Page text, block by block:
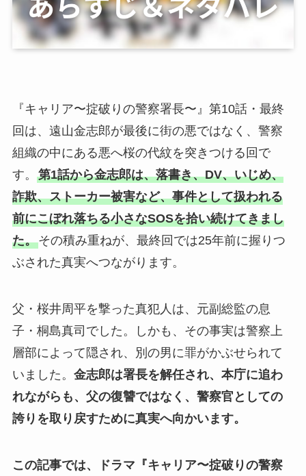
『キャリア〜掟破りの警察署長〜』第10話・最終
回は、遠山金志郎が最後に街の悪ではなく、警察
組織の中にある悪へ桜の代紋を突きつける回で
す。 第1話から金志郎は、落書き、DV、いじめ、
詐欺、ストーカー被害など、事件として扱われる
前にこぼれ落ちる小さなSOSを拾い続けてきまし
た。その積み重ねが、最終回では25年前に握りつ
ぶされた真実へつながります。
父・桜井周平を撃った真犯人は、元副総監の息
子・桐島真司でした。しかも、その事実は警察上
層部によって隠され、別の男に罪がかぶせられて
いました。 金志郎は署長を解任され、本庁に追わ
れながらも、父の復讐ではなく、警察官としての
誇りを取り戻すために真実へ向かいます。
この記事では、ドラマ『キャリア〜掟破りの警察